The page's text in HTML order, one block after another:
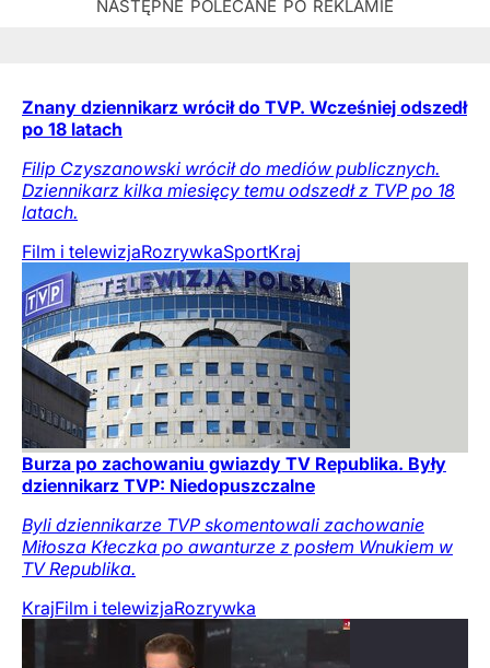
Znany dziennikarz wrócił do TVP. Wcześniej odszedł
po 18 latach
Filip Czyszanowski wrócił do mediów publicznych.
Dziennikarz kilka miesięcy temu odszedł z TVP po 18
latach.
Film i telewizjaRozrywkaSportKraj
Burza po zachowaniu gwiazdy TV Republika. Były
dziennikarz TVP: Niedopuszczalne
Byli dziennikarze TVP skomentowali zachowanie
Miłosza Kłeczka po awanturze z posłem Wnukiem w
TV Republika.
KrajFilm i telewizjaRozrywka